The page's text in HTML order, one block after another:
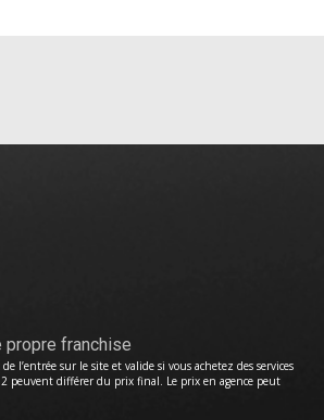
propre franchise
l’entrée sur le site et valide si vous achetez des services
peuvent différer du prix final. Le prix en agence peut